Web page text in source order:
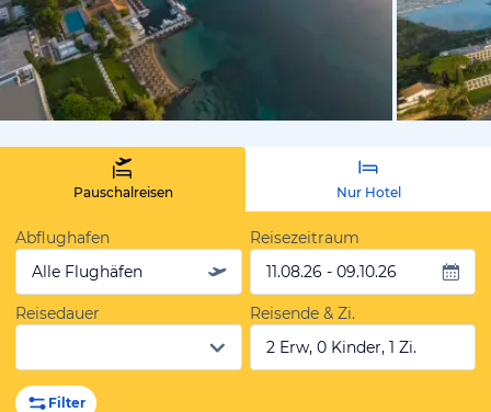
vom
Pauschalreisen Nur Hotel
Abflughafen
Alle Flughäfen
Reisezeitraum
11.08.26 - 09.10.26
Reisedauer
Reisende & Zi.
2 Erw, 0 Kinder, 1 Zi.
Filter